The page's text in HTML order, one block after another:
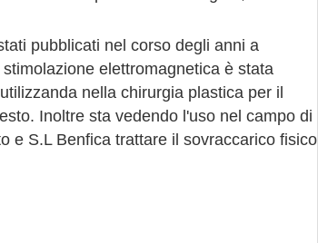
pubblicati nel corso degli anni a
elettromagnetica è stata
nella chirurgia plastica per il
Inoltre sta vedendo l'uso nel campo di
e S.L Benfica trattare il sovraccarico fisico